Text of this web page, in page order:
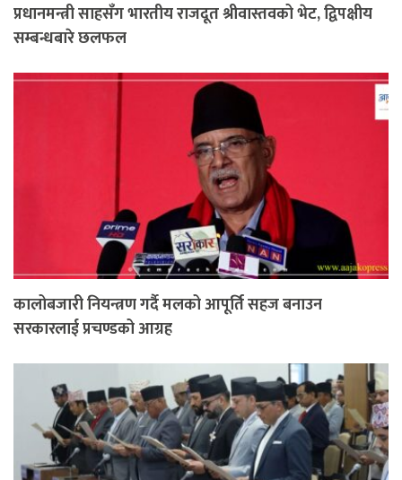
प्रधानमन्त्री साहसँग भारतीय राजदूत श्रीवास्तवको भेट, द्विपक्षीय
सम्बन्धबारे छलफल
कालोबजारी नियन्त्रण गर्दै मलको आपूर्ति सहज बनाउन
सरकारलाई प्रचण्डको आग्रह